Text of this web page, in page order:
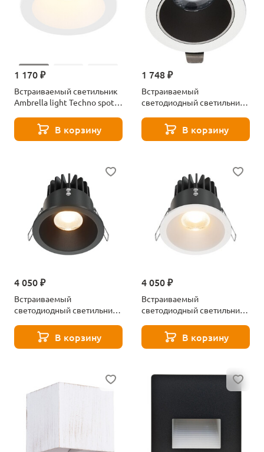
1 170 ₽
Встраиваемый светильник
Ambrella light Techno spot
В корзину
1 748 ₽
Встраиваемый
светодиодный светильник
WTD.O06.060.30.15
В корзину
4 050 ₽
Встраиваемый
светодиодный светильник
12W2.7K-B В корзину
4 050 ₽
Встраиваемый
светодиодный светильник
12W2.7K-WВ корзину